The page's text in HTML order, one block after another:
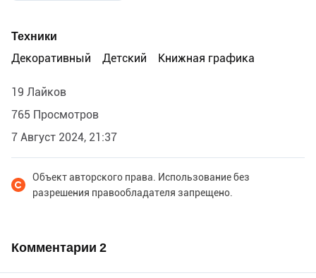
Техники
Декоративный
Детский Книжная графика
19 Лайков
765 Просмотров
7 Август 2024, 21:37
Объект авторского права. Использование без
разрешения правообладателя запрещено.
Комментарии 2